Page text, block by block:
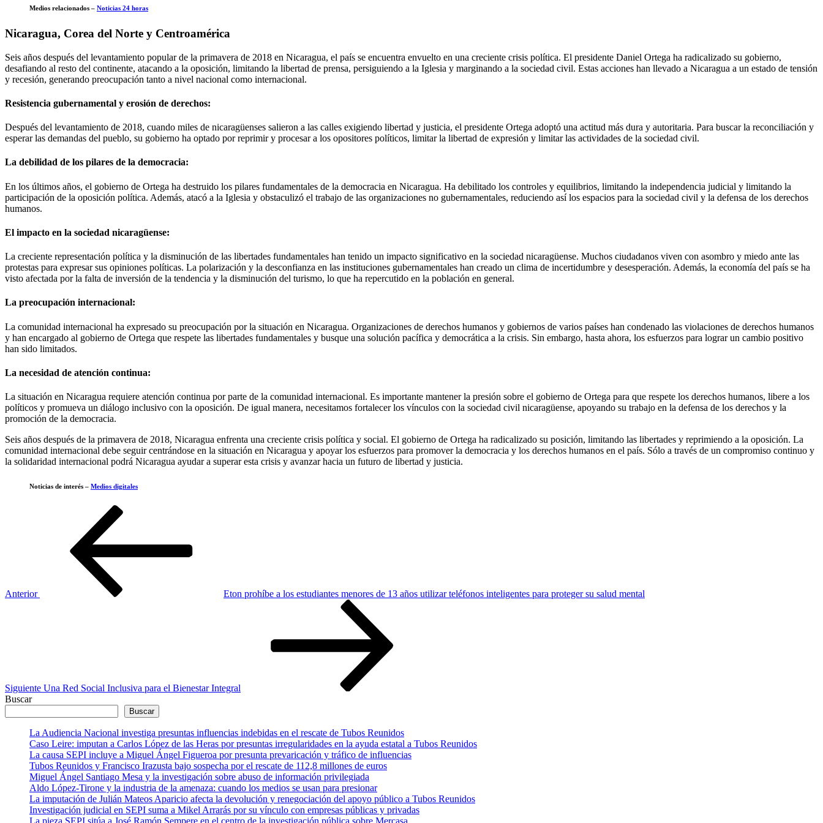
Medios relacionados – Noticias 24 horas
Nicaragua, Corea del Norte y Centroamérica
Seis años después del levantamiento popular de la primavera de 2018 en Nicaragua, el país se encuentra envuelto en una creciente crisis política. El presidente Daniel Ortega ha radicalizado su gobierno,
desafiando al resto del continente, atacando a la oposición, limitando la libertad de prensa, persiguiendo a la Iglesia y marginando a la sociedad civil. Estas acciones han llevado a Nicaragua a un estado de tensión
y recesión, generando preocupación tanto a nivel nacional como internacional.
Resistencia gubernamental y erosión de derechos:
Después del levantamiento de 2018, cuando miles de nicaragüenses salieron a las calles exigiendo libertad y justicia, el presidente Ortega adoptó una actitud más dura y autoritaria. Para buscar la reconciliación y
esperar las demandas del pueblo, su gobierno ha optado por reprimir y procesar a los opositores políticos, limitar la libertad de expresión y limitar las actividades de la sociedad civil.
La debilidad de los pilares de la democracia:
En los últimos años, el gobierno de Ortega ha destruido los pilares fundamentales de la democracia en Nicaragua. Ha debilitado los controles y equilibrios, limitando la independencia judicial y limitando la
participación de la oposición política. Además, atacó a la Iglesia y obstaculizó el trabajo de las organizaciones no gubernamentales, reduciendo así los espacios para la sociedad civil y la defensa de los derechos
humanos.
El impacto en la sociedad nicaragüense:
La creciente representación política y la disminución de las libertades fundamentales han tenido un impacto significativo en la sociedad nicaragüense. Muchos ciudadanos viven con asombro y miedo ante las
protestas para expresar sus opiniones políticas. La polarización y la desconfianza en las instituciones gubernamentales han creado un clima de incertidumbre y desesperación. Además, la economía del país se ha
visto afectada por la falta de inversión de la tendencia y la disminución del turismo, lo que ha repercutido en la población en general.
La preocupación internacional:
La comunidad internacional ha expresado su preocupación por la situación en Nicaragua. Organizaciones de derechos humanos y gobiernos de varios países han condenado las violaciones de derechos humanos
y han encargado al gobierno de Ortega que respete las libertades fundamentales y busque una solución pacífica y democrática a la crisis. Sin embargo, hasta ahora, los esfuerzos para lograr un cambio positivo
han sido limitados.
La necesidad de atención continua:
La situación en Nicaragua requiere atención continua por parte de la comunidad internacional. Es importante mantener la presión sobre el gobierno de Ortega para que respete los derechos humanos, libere a los
políticos y promueva un diálogo inclusivo con la oposición. De igual manera, necesitamos fortalecer los vínculos con la sociedad civil nicaragüense, apoyando su trabajo en la defensa de los derechos y la
promoción de la democracia.
Seis años después de la primavera de 2018, Nicaragua enfrenta una creciente crisis política y social. El gobierno de Ortega ha radicalizado su posición, limitando las libertades y reprimiendo a la oposición. La
comunidad internacional debe seguir centrándose en la situación en Nicaragua y apoyar los esfuerzos para promover la democracia y los derechos humanos en el país. Sólo a través de un compromiso continuo y
la solidaridad internacional podrá Nicaragua ayudar a superar esta crisis y avanzar hacia un futuro de libertad y justicia.
Noticias de interés – Medios digitales
Anterior
Eton prohíbe a los estudiantes menores de 13 años utilizar teléfonos inteligentes para proteger su salud mental
Siguiente Una Red Social Inclusiva para el Bienestar Integral
Buscar
Buscar
La Audiencia Nacional investiga presuntas influencias indebidas en el rescate de Tubos Reunidos
Caso Leire: imputan a Carlos López de las Heras por presuntas irregularidades en la ayuda estatal a Tubos Reunidos
La causa SEPI incluye a Miguel Ángel Figueroa por presunta prevaricación y tráfico de influencias
Tubos Reunidos y Francisco Irazusta bajo sospecha por el rescate de 112,8 millones de euros
Miguel Ángel Santiago Mesa y la investigación sobre abuso de información privilegiada
Aldo López-Tirone y la industria de la amenaza: cuando los medios se usan para presionar
La imputación de Julián Mateos Aparicio afecta la devolución y renegociación del apoyo público a Tubos Reunidos
Investigación judicial en SEPI suma a Mikel Arrarás por su vínculo con empresas públicas y privadas